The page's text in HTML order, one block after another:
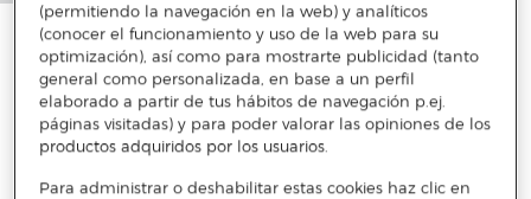
(permitiendo la navegación en la web) y analíticos
(conocer el funcionamiento y uso de la web para su
optimización), así como para mostrarte publicidad (tanto
general como personalizada, en base a un perfil
elaborado a partir de tus hábitos de navegación p.ej.
páginas visitadas) y para poder valorar las opiniones de los
productos adquiridos por los usuarios.
Para administrar o deshabilitar estas cookies haz clic en